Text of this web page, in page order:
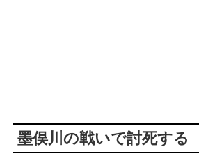
墨俣川の戦いで討死する